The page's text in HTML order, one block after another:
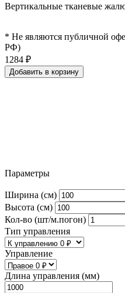
Вертикальные тканевые
* Не являются публичной
РФ)
1284 ₽
Добавить в корзину
Параметры
Ширина (см)
Высота (см)
Кол-во (шт/м.погон)
Тип управления
Управление
Длина управления (мм)